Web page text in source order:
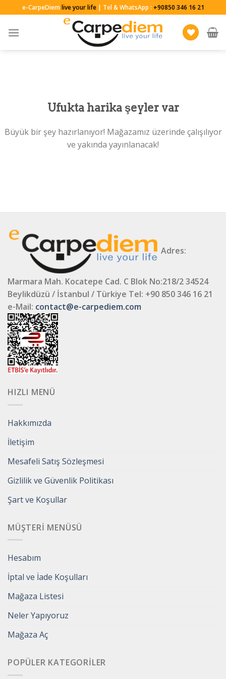
to
content
e-CarpeDiemlive your life| Tel & WhatsApp : +90850 346 16 21
Ufukta harika şeyler var
Büyük bir şey hazırlanıyor! Mağazamız üzerinde çalışılıyor
ve yakında yayınlanacak!
Adres:
Marmara Mah. Kocatepe Cad. C Blok No:218/2 34524
Beylikdüzü / İstanbul / Türkiye Tel: +90 850 346 16 21
e-Mail: contact@e-carpediem.com
HIZLI MENÜ
Hakkımızda
İletişim
Mesafeli Satış Sözleşmesi
Gizlilik ve Güvenlik Politikası
Şart ve Koşullar
MÜŞTERI MENÜSÜ
Hesabım
İptal ve İade Koşulları
Mağaza Listesi
Neler Yapıyoruz
Mağaza Aç
POPÜLER KATEGORILER